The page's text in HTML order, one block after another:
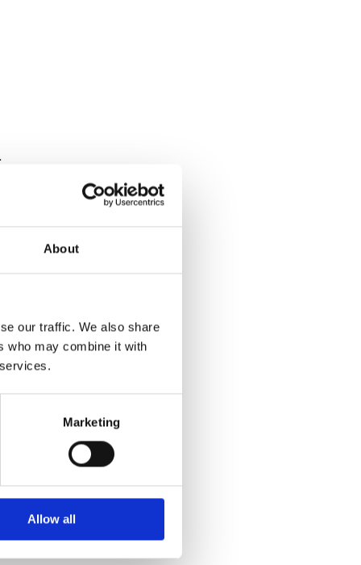
About
our traffic. We also share
who may combine it with
Marketing
Allow all